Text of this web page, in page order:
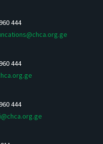
444
444
444